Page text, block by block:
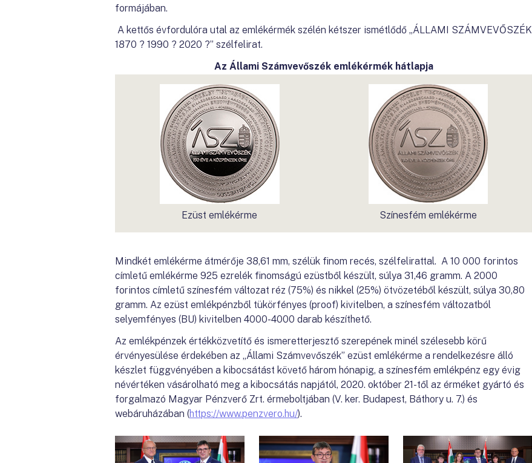
formájában.
A kettős évfordulóra utal az emlékérmék szélén kétszer ismétlődő „ÁLLAMI SZÁMVEVŐSZÉK
1870 ? 1990 ? 2020 ?” szélfelirat.
Az Állami Számvevőszék emlékérmék hátlapja
Ezüst emlékérme Színesfém emlékérme
Mindkét emlékérme átmérője 38,61 mm, szélük finom recés, szélfelirattal. A 10 000 forintos
címletű emlékérme 925 ezrelék finomságú ezüstből készült, súlya 31,46 gramm. A 2000
forintos címletű színesfém változat réz (75%) és nikkel (25%) ötvözetéből készült, súlya 30,80
gramm. Az ezüst emlékpénzből tükörfényes (proof) kivitelben, a színesfém változatból
selyemfényes (BU) kivitelben 4000-4000 darab készíthető.
Az emlékpénzek értékközvetítő és ismeretterjesztő szerepének minél szélesebb körű
érvényesülése érdekében az „Állami Számvevőszék” ezüst emlékérme a rendelkezésre álló
készlet függvényében a kibocsátást követő három hónapig, a színesfém emlékpénz egy évig
névértéken vásárolható meg a kibocsátás napjától, 2020. október 21-től az érméket gyártó és
forgalmazó Magyar Pénzverő Zrt. érmeboltjában (V. ker. Budapest, Báthory u. 7.) és
webáruházában (https://www.penzvero.hu/).